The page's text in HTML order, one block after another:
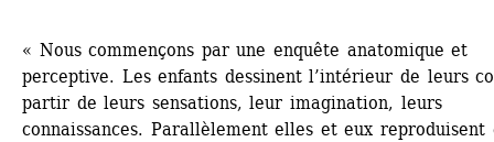
« Nous commençons par une enquête anatomique et
perceptive. Les enfants dessinent l’intérieur de leurs
partir de leurs sensations, leur imagination, leurs
connaissances. Parallèlement elles et eux reproduisent